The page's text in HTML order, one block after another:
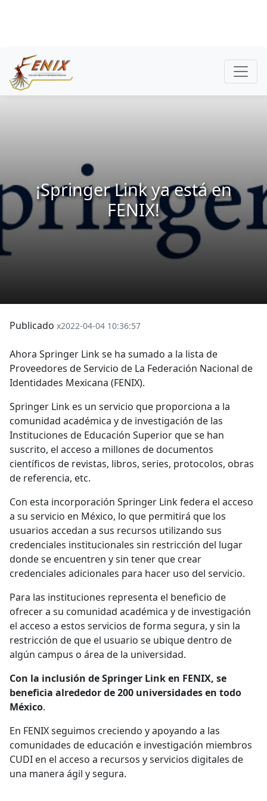
¡Springer Link ya está en
FENIX!
Publicado x2022-04-04 10:36:57
Ahora Springer Link se ha sumado a la lista de
Proveedores de Servicio de La Federación Nacional de
Identidades Mexicana (FENIX).
Springer Link es un servicio que proporciona a la
comunidad académica y de investigación de las
Instituciones de Educación Superior que se han
suscrito, el acceso a millones de documentos
científicos de revistas, libros, series, protocolos, obras
de referencia, etc.
Con esta incorporación Springer Link federa el acceso
a su servicio en México, lo que permitirá que los
usuarios accedan a sus recursos utilizando sus
credenciales institucionales sin restricción del lugar
donde se encuentren y sin tener que crear
credenciales adicionales para hacer uso del servicio.
Para las instituciones representa el beneficio de
ofrecer a su comunidad académica y de investigación
el acceso a estos servicios de forma segura, y sin la
restricción de que el usuario se ubique dentro de
algún campus o área de la universidad.
Con la inclusión de Springer Link en FENIX, se
beneficia alrededor de 200 universidades en todo
México.
En FENIX seguimos creciendo y apoyando a las
comunidades de educación e investigación miembros
CUDI en el acceso a recursos y servicios digitales de
una manera ágil y segura.